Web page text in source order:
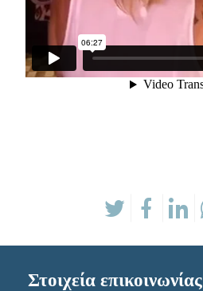
Στοιχεία επικοινωνίας